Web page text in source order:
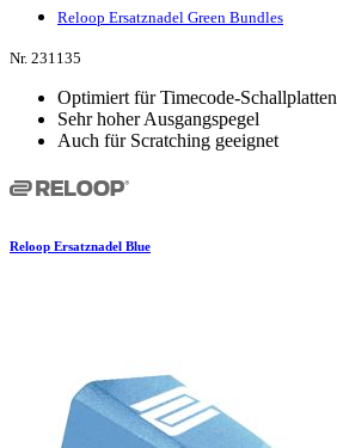
Reloop Ersatznadel Green Bundles
Nr. 231135
Optimiert für Timecode-Schallplatten
Sehr hoher Ausgangspegel
Auch für Scratching geeignet
Reloop Ersatznadel Blue